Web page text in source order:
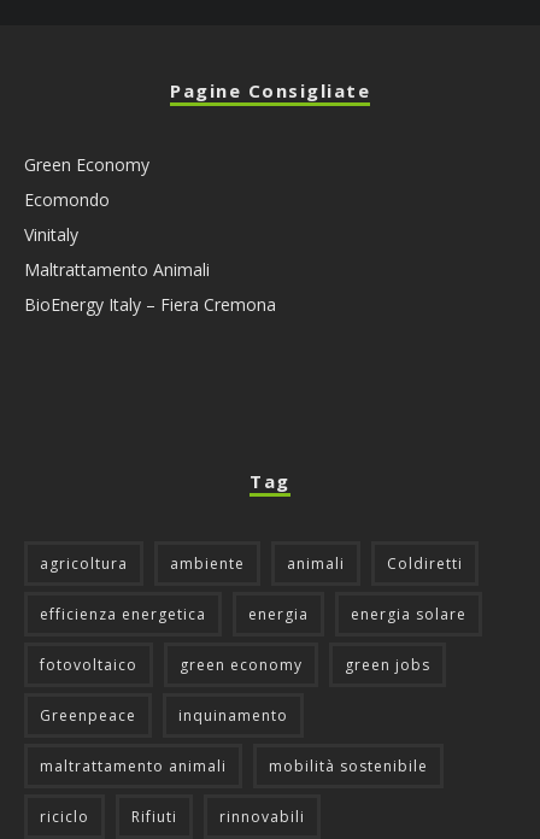
Pagine Consigliate
Green Economy
Ecomondo
Vinitaly
Maltrattamento Animali
BioEnergy Italy – Fiera Cremona
Tag
agricoltura ambiente animali Coldiretti
efficienza energetica energia energia solare
fotovoltaico green economy green jobs
Greenpeace inquinamento
maltrattamento animali mobilità sostenibile
riciclo Rifiuti rinnovabili